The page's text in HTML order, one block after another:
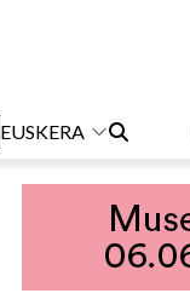
EUSKERA